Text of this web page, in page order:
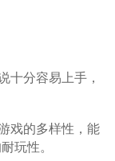
十分容易上手，
戏的多样性，能
玩性。